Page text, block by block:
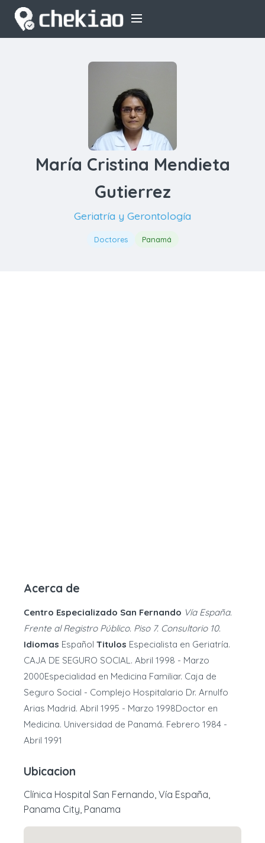
María Cristina Mendieta
Gutierrez
Geriatría y Gerontología
Doctores Panamá
Acerca de
Centro Especializado San Fernando Vía España.
Frente al Registro Público. Piso 7. Consultorio 10.
Idiomas Español Titulos Especialista en Geriatría.
CAJA DE SEGURO SOCIAL. Abril 1998 - Marzo
2000Especialidad en Medicina Familiar. Caja de
Seguro Social - Complejo Hospitalario Dr. Arnulfo
Arias Madrid. Abril 1995 - Marzo 1998Doctor en
Medicina. Universidad de Panamá. Febrero 1984 -
Abril 1991
Ubicacion
Clínica Hospital San Fernando, Vía España,
Panama City, Panama